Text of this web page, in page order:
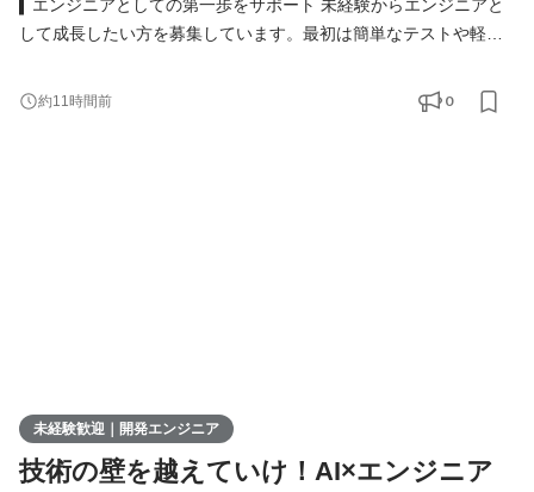
▍エンジニアとしての第一歩をサポート 未経験からエンジニアと
して成長したい方を募集しています。最初は簡単なテストや軽い
身につけられる環境です。 具体的な仕事内容 ● Webアプリや業務
システムのテスト・実装 ● 必要に応じた設計書の作成 ● チームツ
約11時間前 0
未経験歓迎｜開発エンジニア
技術の壁を越えていけ！AI×エンジニア